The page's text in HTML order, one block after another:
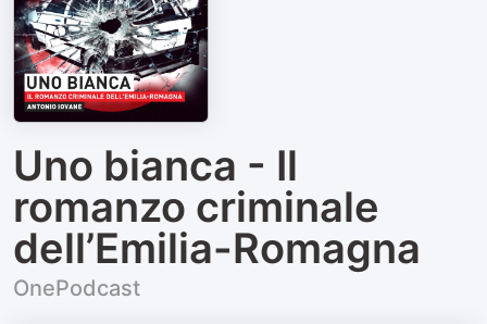
Uno bianca - Il
romanzo criminale
dell’Emilia-Romagna
OnePodcast